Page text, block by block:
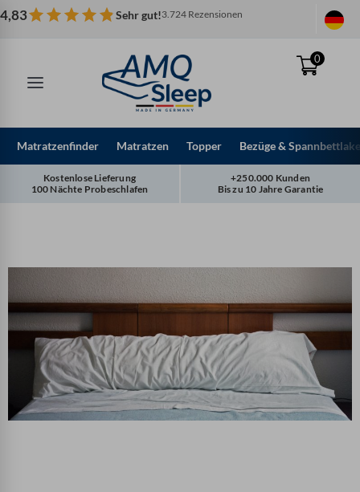
Zum
Inhalt
4,83 Sehr gut!3.724 Rezensionen
0
Matratzenfinder Matratzen Topper Bezüge &
Kostenlose Lieferung
100 Nächte Probeschlafen
+250.000 Kunden
Bis zu 10 Jahre Garantie